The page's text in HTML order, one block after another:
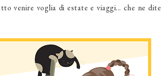
venire voglia di estate e viaggi... che ne dite